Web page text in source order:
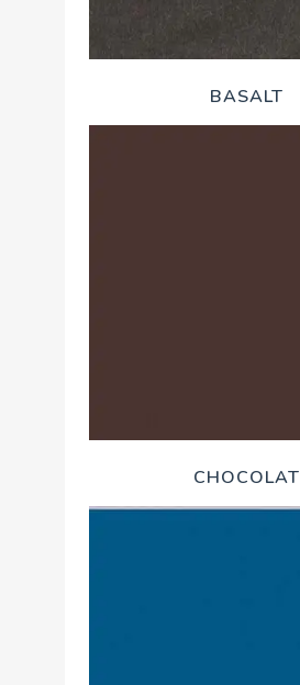
BASALT
CHOCOLAT